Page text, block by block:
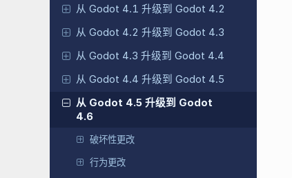
从 Godot 4.1 升级到 Godot 4.2
从 Godot 4.2 升级到 Godot 4.3
从 Godot 4.3 升级到 Godot 4.4
从 Godot 4.4 升级到 Godot 4.5
从 Godot 4.5 升级到 Godot
4.6
破坏性更改
行为更改